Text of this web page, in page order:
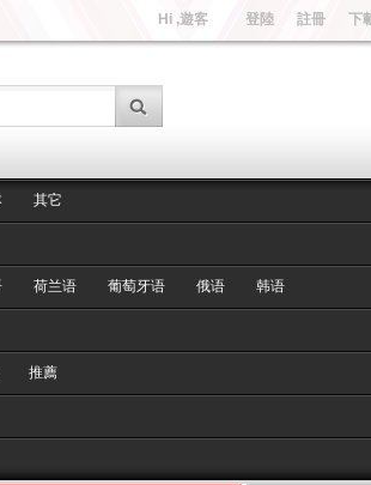
Hi ,遊客 登陸 註冊 下
其它
荷兰语 葡萄牙语 俄语 韩语
推薦